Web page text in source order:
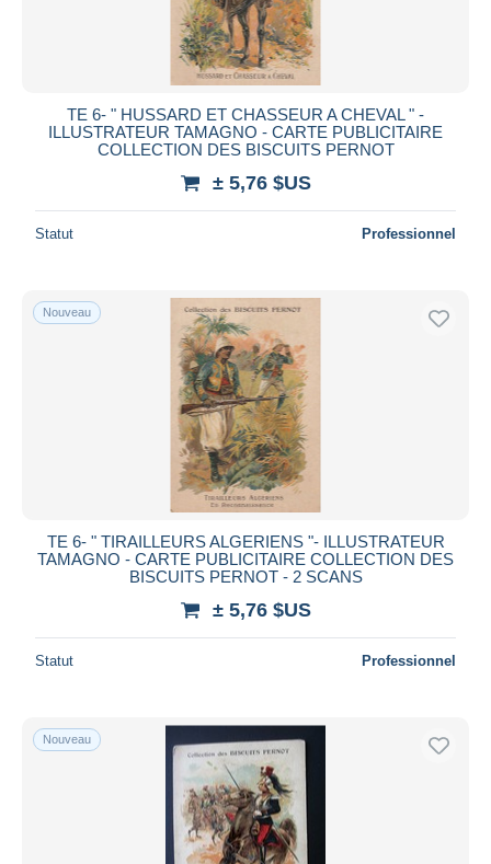
TE 6- " HUSSARD ET CHASSEUR A CHEVAL " -
ILLUSTRATEUR TAMAGNO - CARTE PUBLICITAIRE
COLLECTION DES BISCUITS PERNOT
± 5,76 $US
Statut Professionnel
Nouveau
TE 6- " TIRAILLEURS ALGERIENS "- ILLUSTRATEUR
TAMAGNO - CARTE PUBLICITAIRE COLLECTION DES
BISCUITS PERNOT - 2 SCANS
± 5,76 $US
Statut Professionnel
Nouveau